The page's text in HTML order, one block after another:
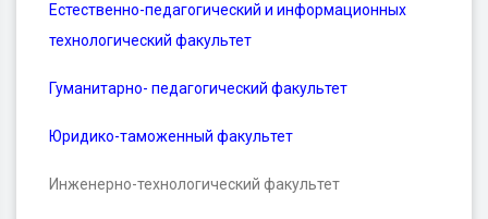
Естественно-педагогический и информационных
технологический факультет
Гуманитарно- педагогический факультет
Юридико-таможенный факультет
Инженерно-технологический факультет